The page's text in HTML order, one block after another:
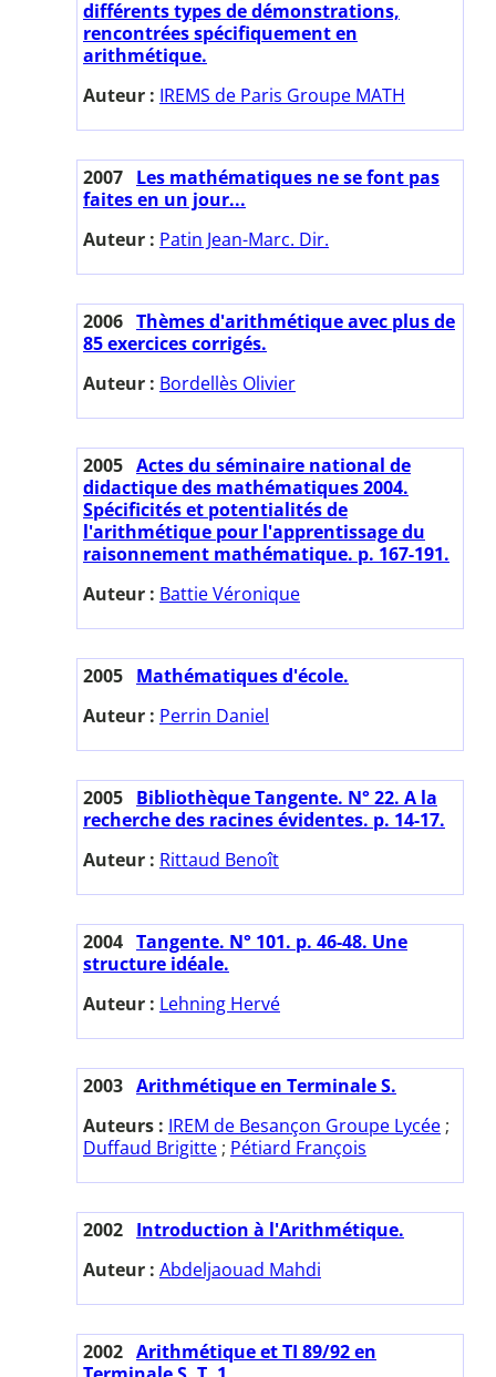
différents types de démonstrations,
rencontrées spécifiquement en
arithmétique.
Auteur : IREMS de Paris Groupe MATH
2007 Les mathématiques ne se font pas
faites en un jour...
Auteur : Patin Jean-Marc. Dir.
2006 Thèmes d'arithmétique avec plus de
85 exercices corrigés.
Auteur : Bordellès Olivier
2005 Actes du séminaire national de
didactique des mathématiques 2004.
Spécificités et potentialités de
l'arithmétique pour l'apprentissage du
raisonnement mathématique. p. 167-191.
Auteur : Battie Véronique
2005 Mathématiques d'école.
Auteur : Perrin Daniel
2005 Bibliothèque Tangente. N° 22. A la
recherche des racines évidentes. p. 14-17.
Auteur : Rittaud Benoît
2004 Tangente. N° 101. p. 46-48. Une
structure idéale.
Auteur : Lehning Hervé
2003 Arithmétique en Terminale S.
Auteurs : IREM de Besançon Groupe Lycée ;
Duffaud Brigitte ; Pétiard François
2002 Introduction à l'Arithmétique.
Auteur : Abdeljaouad Mahdi
2002 Arithmétique et TI 89/92 en